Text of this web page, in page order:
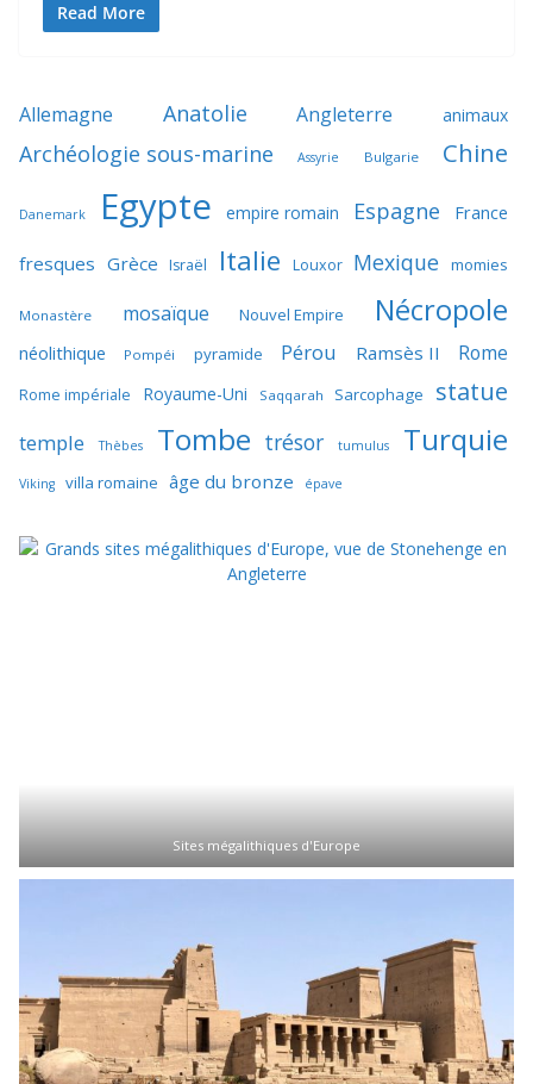
Read More
Allemagne Anatolie Angleterre animaux
Archéologie sous-marine Assyrie Bulgarie Chine
Danemark Egypte empire romain Espagne France
fresques Grèce Israël Italie Louxor Mexique momies
Monastère mosaïque Nouvel Empire Nécropole
néolithique Pompéi pyramide Pérou Ramsès II Rome
Rome impériale Royaume-Uni Saqqarah Sarcophage statue
temple Thèbes Tombe trésor tumulus Turquie
Viking villa romaine âge du bronze épave
Sites mégalithiques d'Europe